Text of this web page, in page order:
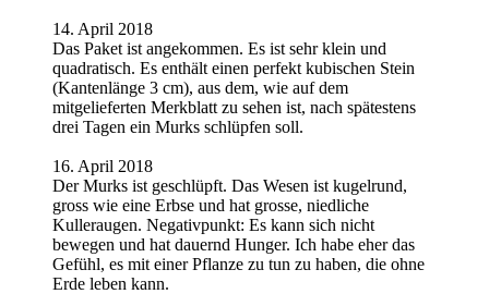
14. April 2018
Das Paket ist angekommen. Es ist sehr klein und
quadratisch. Es enthält einen perfekt kubischen Stein
(Kantenlänge 3 cm), aus dem, wie auf dem
mitgelieferten Merkblatt zu sehen ist, nach spätestens
drei Tagen ein Murks schlüpfen soll.
16. April 2018
Der Murks ist geschlüpft. Das Wesen ist kugelrund,
gross wie eine Erbse und hat grosse, niedliche
Kulleraugen. Negativpunkt: Es kann sich nicht
bewegen und hat dauernd Hunger. Ich habe eher das
Gefühl, es mit einer Pflanze zu tun zu haben, die ohne
Erde leben kann.